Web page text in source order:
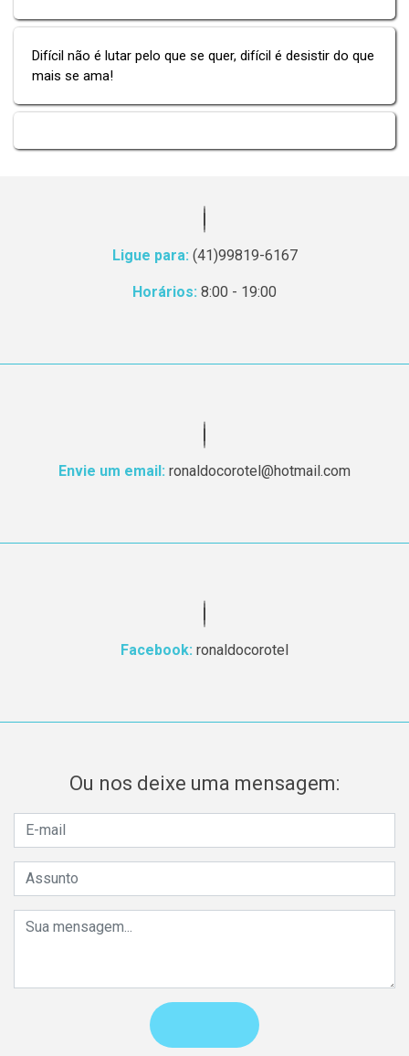
Difícil não é lutar pelo que se quer, difícil é desistir do que
mais se ama!
Ligue para: (41)99819-6167
Horários: 8:00 - 19:00
Envie um email: ronaldocorotel@hotmail.com
Facebook: ronaldocorotel
Ou nos deixe uma mensagem: